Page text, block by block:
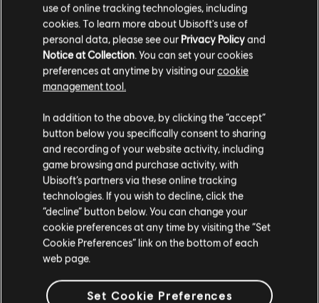
S$ 80
กำลังแสดงรายการ 3จาก3 รายการ
Ubisoft Store!เพลิดเพลินกับที่สุดแห่งประสบการณ์การเล่นเกมด้วยเกมใหม่ๆ,
ฤดูกาลต่างๆ และเนื้อหาเพิ่มเติมจาก
Ubisoft Store
โดยจะมีการลดราคาและข้อเสนอ
พิเศษให้เป็นประจำ ทำให้คุณสามารถคว้าดีลเด็ดจากเกมดังของ Ubisoft ไปได้ เช่น aAss
เราคิดว่าตำแหน่งของคุณอยู่ที่United States
โปรดไปที่สโตร์ประจำประเทศเพื่อทำการสั่งซื้อ
อยู่ในสโตร์ปัจจุบัน
สลับไปยังสโตร์ในประเทศ
use of online tracking technologies, including
cookies. To learn more about Ubisoft's use of
personal data, please see our Privacy Policyand
Notice at Collection . You can set your cookies
preferences at anytime by visiting ourcookie
management tool.
In addition to the above, by clicking the “accept”
button below you specifically consent to sharing
and recording of your website activity, including
game browsing and purchase activity, with
Ubisoft’s partners via these online tracking
technologies. If you wish to decline, click the
“decline” button below. You can change your
cookie preferences at any time by visiting the “Set
Cookie Preferences” link on the bottom of each
web page.
Set Cookie Preferences